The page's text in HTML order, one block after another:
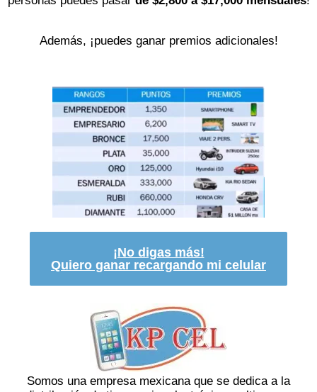
Además, ¡puedes ganar premios adicionales!
¡No digas más!
Quiero ganar recargando mi celular
Somos una empresa mexicana que se dedica a la